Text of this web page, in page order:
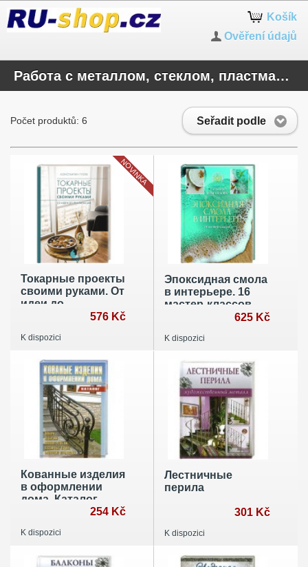
Košík
Ověření údajů
Работа с металлом, стеклом, пластмассой, камнем
Seřadit podle
Počet produktů: 6
Токарные проекты
своими руками. От
идеи до
576 Kč
K dispozici
NOVINKA
Эпоксидная смола
в интерьере. 16
мастер-классов
625 Kč
K dispozici
Кованные изделия
в оформлении
дома. Каталог
254 Kč
K dispozici
Лестничные
перила
301 Kč
K dispozici